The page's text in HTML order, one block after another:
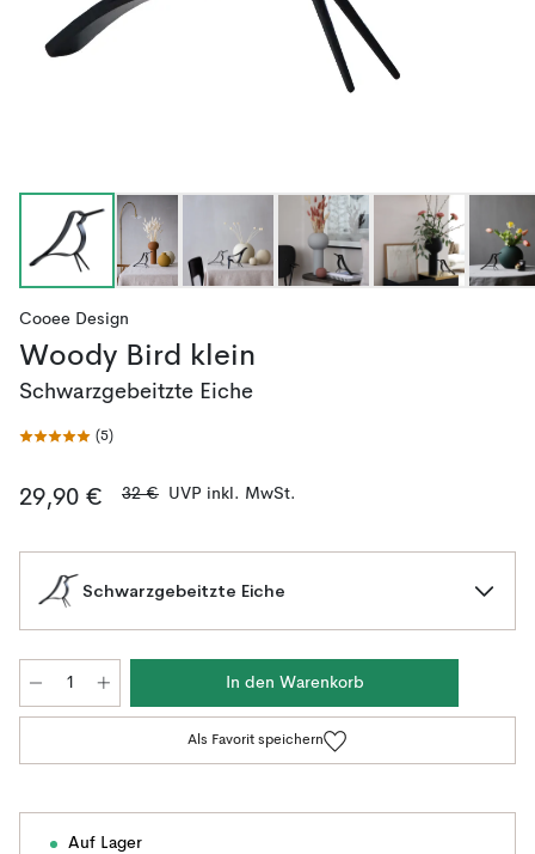
Cooee Design
Woody Bird klein
Schwarzgebeitzte Eiche
(5)
29,90 € 32 € UVP inkl. MwSt.
Schwarzgebeitzte Eiche
In den Warenkorb
Als Favorit speichern
Auf Lager